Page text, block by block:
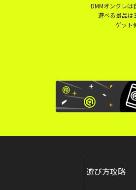
DMMオンクレ
遊べる景品は
ゲット
遊び方攻略